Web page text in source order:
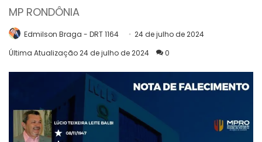
MP RONDÔNIA
Edmilson Braga - DRT 1164
24 de julho de 2024
Última Atualização 24 de julho de 2024
0